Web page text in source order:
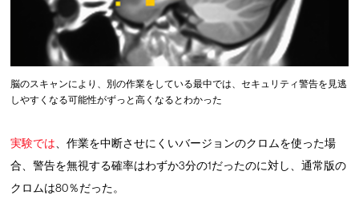
脳のスキャンにより、別の作業をしている最中では、セキュリティ警告を見逃
しやすくなる可能性がずっと高くなるとわかった
実験では 、作業を中断させにくいバージョンのクロムを使った場
合、警告を無視する確率はわずか3分の1だったのに対し、通常版の
クロムは80％だった。